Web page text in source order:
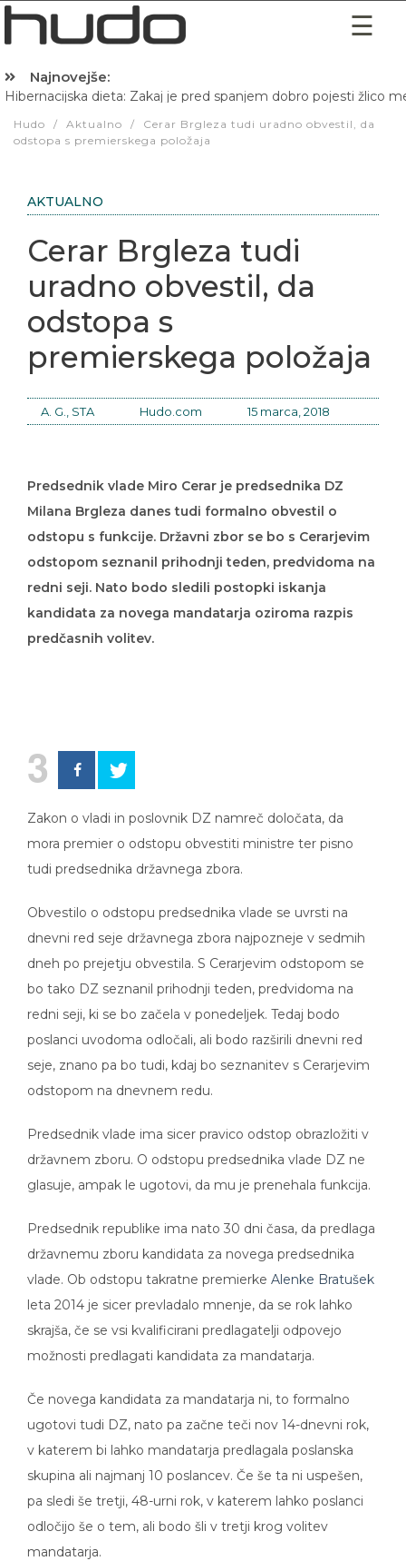
Najnovejše:
Hibernacijska dieta: Zakaj je pred spanjem dobro pojesti žlico
Hudo / Aktualno /
Cerar Brgleza tudi uradno obvestil, da
odstopa s premierskega položaja
AKTUALNO
Cerar Brgleza tudi
uradno obvestil, da
odstopa s
premierskega položaja
A. G., STA Hudo.com 15 marca, 2018
Predsednik vlade Miro Cerar je predsednika DZ
Milana Brgleza danes tudi formalno obvestil o
odstopu s funkcije. Državni zbor se bo s Cerarjevim
odstopom seznanil prihodnji teden, predvidoma na
redni seji. Nato bodo sledili postopki iskanja
kandidata za novega mandatarja oziroma razpis
predčasnih volitev.
3
Zakon o vladi in poslovnik DZ namreč določata, da
mora premier o odstopu obvestiti ministre ter pisno
tudi predsednika državnega zbora.
Obvestilo o odstopu predsednika vlade se uvrsti na
dnevni red seje državnega zbora najpozneje v sedmih
dneh po prejetju obvestila. S Cerarjevim odstopom se
bo tako DZ seznanil prihodnji teden, predvidoma na
redni seji, ki se bo začela v ponedeljek. Tedaj bodo
poslanci uvodoma odločali, ali bodo razširili dnevni red
seje, znano pa bo tudi, kdaj bo seznanitev s Cerarjevim
odstopom na dnevnem redu.
Predsednik vlade ima sicer pravico odstop obrazložiti v
državnem zboru. O odstopu predsednika vlade DZ ne
glasuje, ampak le ugotovi, da mu je prenehala funkcija.
Predsednik republike ima nato 30 dni časa, da predlaga
državnemu zboru kandidata za novega predsednika
vlade. Ob odstopu takratne premierke Alenke Bratušek
leta 2014 je sicer prevladalo mnenje, da se rok lahko
skrajša, če se vsi kvalificirani predlagatelji odpovejo
možnosti predlagati kandidata za mandatarja.
Če novega kandidata za mandatarja ni, to formalno
ugotovi tudi DZ, nato pa začne teči nov 14-dnevni rok,
v katerem bi lahko mandatarja predlagala poslanska
skupina ali najmanj 10 poslancev. Če še ta ni uspešen,
pa sledi še tretji, 48-urni rok, v katerem lahko poslanci
odločijo še o tem, ali bodo šli v tretji krog volitev
mandatarja.